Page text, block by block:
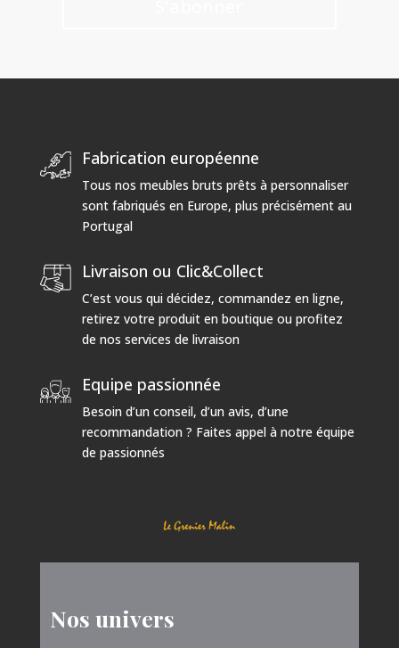
Fabrication européenne
Tous nos meubles bruts prêts à personnaliser
sont fabriqués en Europe, plus précisément au
Portugal
Livraison ou Clic&Collect
C’est vous qui décidez, commandez en ligne,
retirez votre produit en boutique ou profitez
de nos services de livraison
Equipe passionnée
Besoin d’un conseil, d’un avis, d’une
recommandation ? Faites appel à notre équipe
de passionnés
Nos univers